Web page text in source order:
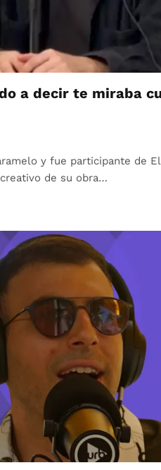
a decir te miraba
y fue participante de
de su obra…